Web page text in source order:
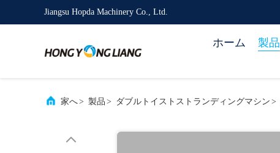
Jiangsu Hopda Machinery Co., Ltd.
ホーム 製品
家へ> 製品 > ダブルトイストストランディングマシン >